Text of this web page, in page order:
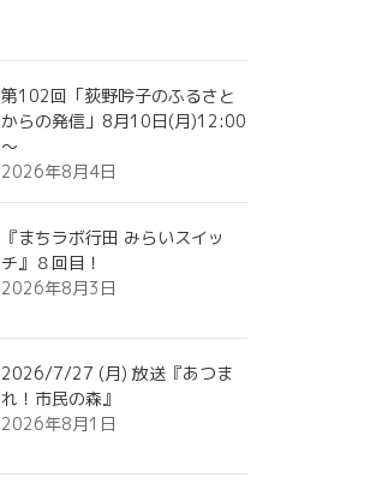
第102回「荻野吟子のふるさと
からの発信」8月10日(月)12:00
～
2026年8月4日
『まちラボ行田 みらいスイッ
チ』８回目！
2026年8月3日
2026/7/27 (月) 放送『あつま
れ！市民の森』
2026年8月1日